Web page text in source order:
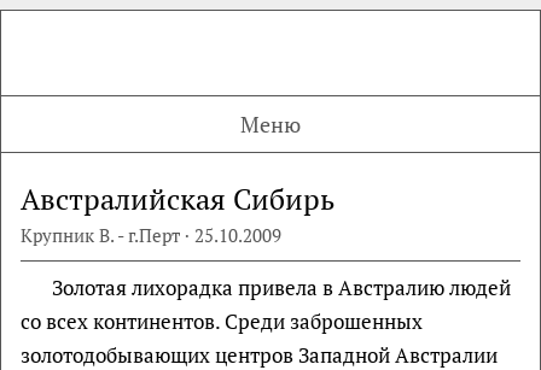
Меню
Австралийская Сибирь
Крупник В. - г.Перт · 25.10.2009
Золотая лихорадка привела в Австралию людей
со всех континентов. Среди заброшенных
золотодобывающих центров Западной Австралии